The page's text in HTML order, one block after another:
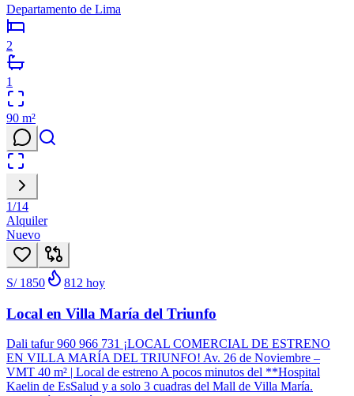
Departamento de Lima
2
1
90 m²
1/14
Alquiler
Nuevo
S/ 1850 812 hoy
Local en Villa María del Triunfo
Dali tafur 960 966 731 ¡LOCAL COMERCIAL DE ESTRENO
EN VILLA MARÍA DEL TRIUNFO! Av. 26 de Noviembre –
VMT 40 m² | Local de estreno A pocos minutos del **Hospital
Kaelin de EsSalud y a solo 3 cuadras del Mall de Villa María.